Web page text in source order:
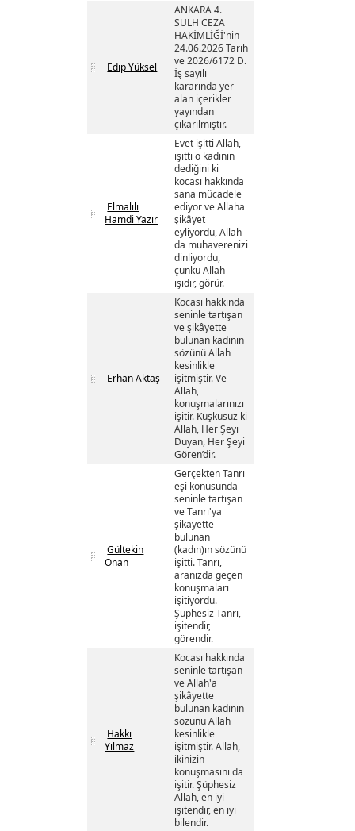
Edip Yüksel
ANKARA 4.
SULH CEZA
HAKİMLİĞİ'nin
24.06.2026 Tarih
ve 2026/6172 D.
İş sayılı
kararında yer
alan içerikler
yayından
çıkarılmıştır.
Elmalılı
Hamdi Yazır
Evet işitti Allah,
işitti o kadının
dediğini ki
kocası hakkında
sana mücadele
ediyor ve Allaha
şikâyet
eyliyordu, Allah
da muhaverenizi
dinliyordu,
çünkü Allah
işidir, görür.
Erhan Aktaş
Kocası hakkında
seninle tartışan
ve şikâyette
bulunan kadının
sözünü Allah
kesinlikle
işitmiştir. Ve
Allah,
konuşmalarınızı
işitir. Kuşkusuz ki
Allah, Her Şeyi
Duyan, Her Şeyi
Gören’dir.
Gültekin
Onan
Gerçekten Tanrı
eşi konusunda
seninle tartışan
ve Tanrı'ya
şikayette
bulunan
(kadın)ın sözünü
işitti. Tanrı,
aranızda geçen
konuşmaları
işitiyordu.
Şüphesiz Tanrı,
işitendir,
görendir.
Hakkı
Yılmaz
Kocası hakkında
seninle tartışan
ve Allah'a
şikâyette
bulunan kadının
sözünü Allah
kesinlikle
işitmiştir. Allah,
ikinizin
konuşmasını da
işitir. Şüphesiz
Allah, en iyi
işitendir, en iyi
bilendir.